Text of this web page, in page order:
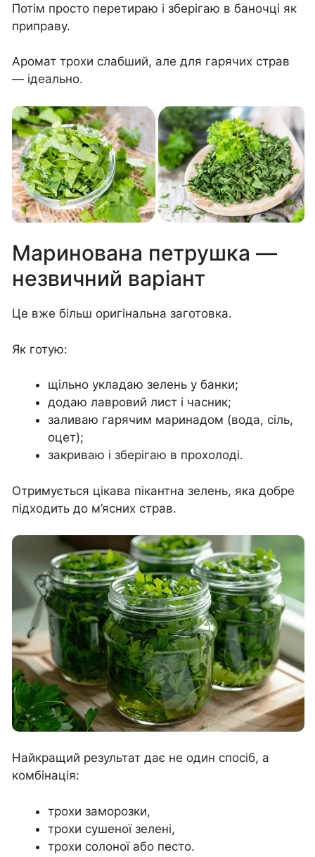
Потім просто перетираю і зберігаю в баночці як
приправу.
Аромат трохи слабший, але для гарячих страв
— ідеально.
Маринована петрушка —
незвичний варіант
Це вже більш оригінальна заготовка.
Як готую:
щільно укладаю зелень у банки;
додаю лавровий лист і часник;
заливаю гарячим маринадом (вода, сіль,
оцет);
закриваю і зберігаю в прохолоді.
Отримується цікава пікантна зелень, яка добре
підходить до м’ясних страв.
Найкращий результат дає не один спосіб, а
комбінація:
трохи заморозки,
трохи сушеної зелені,
трохи солоної або песто.